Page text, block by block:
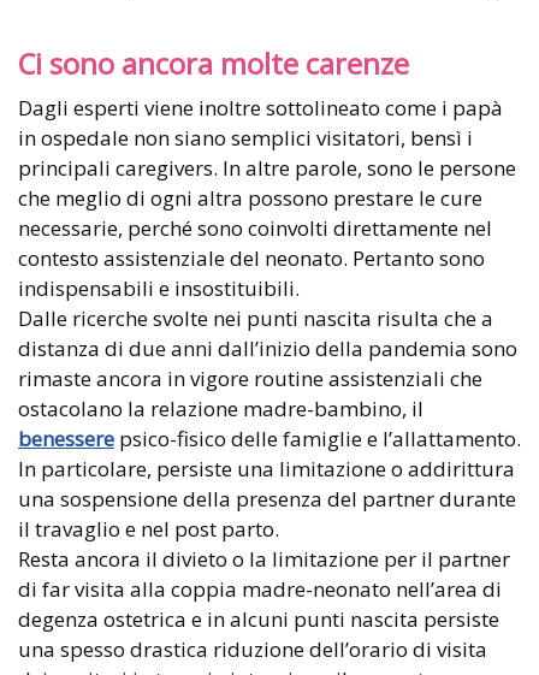
Ci sono ancora molte carenze
Dagli esperti viene inoltre sottolineato come i papà
in ospedale non siano semplici visitatori, bensì i
principali caregivers. In altre parole, sono le persone
che meglio di ogni altra possono prestare le cure
necessarie, perché sono coinvolti direttamente nel
contesto assistenziale del neonato. Pertanto sono
indispensabili e insostituibili.
Dalle ricerche svolte nei punti nascita risulta che a
distanza di due anni dall’inizio della pandemia sono
rimaste ancora in vigore routine assistenziali che
ostacolano la relazione madre-bambino, il
benessere psico-fisico delle famiglie e l’allattamento.
In particolare, persiste una limitazione o addirittura
una sospensione della presenza del partner durante
il travaglio e nel post parto.
Resta ancora il divieto o la limitazione per il partner
di far visita alla coppia madre-neonato nell’area di
degenza ostetrica e in alcuni punti nascita persiste
una spesso drastica riduzione dell’orario di visita